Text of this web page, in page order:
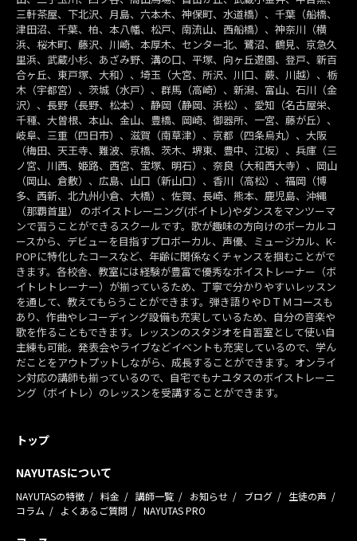
三軒茶屋、下北沢、月島、六本木、神保町、水道橋）、千葉（船橋、
津田沼、千葉、柏、本八幡、松戸、南流山、西船橋）、神奈川（横
浜、桜木町、藤沢、川崎、本厚木、センター北、鷺沼、鶴見、京急久
里浜、武蔵小杉、あざみ野、溝の口、平塚、向ヶ丘遊園、登戸、新百
合ヶ丘、東戸塚、大和）、埼玉（大宮、所沢、川口、蕨、川越）、栃
木（宇都宮）、茨城（水戸）、群馬（高崎）、新潟、富山、石川（金
沢）、長野（長野、松本）、静岡（静岡、浜松）、愛知（名古屋栄、
千種、大曽根、本山、金山、豊橋、岡崎、御器所、一宮、藤が丘）、
岐阜、三重（四日市）、滋賀（南草津）、京都（四条烏丸）、大阪
（梅田、天王寺、難波、京橋、茨木、堺東、豊中、江坂）、兵庫（三
ノ宮、川西、姫路、西宮、宝塚、明石）、奈良（大和西大寺）、岡山
（岡山、倉敷）、広島、山口（新山口）、香川（高松）、福岡（博
多、西新、北九州小倉、大橋）、佐賀、長崎、熊本、鹿児島、沖縄
（那覇首里） のボイストレーニング(ボイトレ)やダンスをマンツーマ
ンで習うことができるスクールです。歌が趣味の方向けのボーカルコ
ースから、デビューを目指すプロボーカル、声優、ミュージカル、K-
POPに特化したコースなど、年齢に関係なくチャンスを掴むことがで
きます。各校舎、教室には経験が豊富で優秀なボイストレーナー（ボ
イトレトレーナー）が揃っているため、丁寧で分かりやすいレッスン
を通して、教えてもらうことができます。弾き語りやＤＴＭコースも
あり、作曲やレコーディング設備も充実しているため、自分の音楽や
歌を作ることもできます。レッスンのスタジオを自習室として使い自
主練も可能。発表会やライブなどイベントも充実しているので、学ん
だことをアウトプットしながら、成長することができます。オンライ
ン対応の講師も揃っているので、自宅でもナユタスのボイストレーニ
ング（ボイトレ）のレッスンを受講することができます。
トップ
NAYUTASについて
NAYUTASの特徴 料金 講師一覧 お知らせ ブログ
生徒の声
コラム
よくあるご質問 NAYUTAS PRO